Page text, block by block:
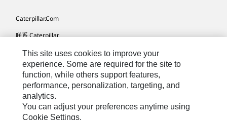
Caterpillar.com
联系 Caterpillar
我的营销首选项
站点地图
Cookie Settings
法律
This site uses cookies to improve your
experience. Some are required for the site to
function, while others support features,
performance, personalization, targeting, and
analytics.
You can adjust your preferences anytime using
Cookie Settings.